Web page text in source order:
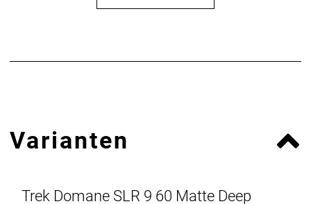
Das neue Domane Carbon ist aufgrund der
Unser bestes und leichtestes 800 Series OCLV
Carbon sowie eine neue gewichtsoptimierte
Varianten
Trek Domane SLR 9 60 Matte Deep